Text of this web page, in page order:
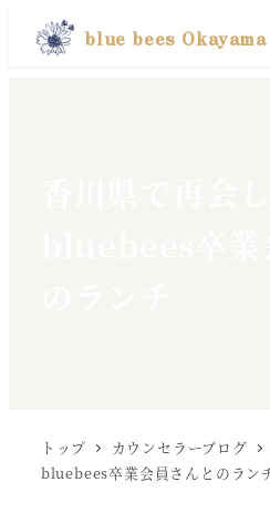
blue bees Okayama
トップ カウンセラーブログ
bluebees卒業会員さんとのラン